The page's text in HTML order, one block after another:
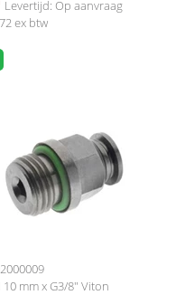
Levertijd: Op aanvraag
ex btw
10 mm x G3/8" Viton